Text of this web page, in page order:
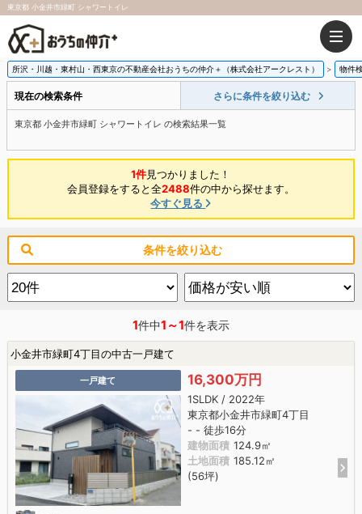
東京都 小金井市緑町 シャワートイレ
所沢・川越・東村山・西東京の不動産会社おうちの仲介＋（株式会社アークレスト） 物件
現在の検索条件 さらに条件を絞り込む
東京都 小金井市緑町 シャワートイレ の検索結果一覧
1件見つかりました！
会員登録をすると全2488件の中から探せます。
今すぐ見る
条件を絞り込む
1件中1～1件を表示
小金井市緑町4丁目の中古一戸建て
一戸建て 16,300万円
1SLDK / 2022年
東京都小金井市緑町4丁目
- - 徒歩16分
建物面積 124.9㎡
土地面積 185.12㎡
(56坪)